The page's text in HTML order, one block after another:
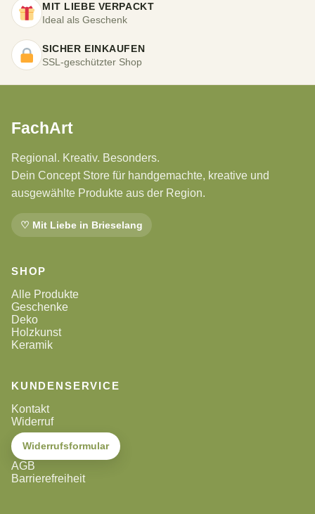
MIT LIEBE VERPACKT
Ideal als Geschenk
SICHER EINKAUFEN
SSL-geschützter Shop
FachArt
Regional. Kreativ. Besonders.
Dein Concept Store für handgemachte, kreative und
ausgewählte Produkte aus der Region.
♡ Mit Liebe in Brieselang
SHOP
Alle Produkte
Geschenke
Deko
Holzkunst
Keramik
KUNDENSERVICE
Kontakt
Widerruf
Widerrufsformular
AGB
Barrierefreiheit